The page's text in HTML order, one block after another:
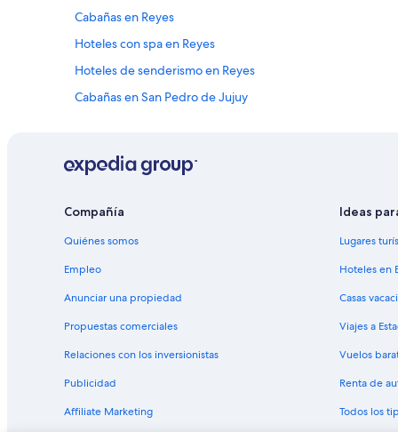
Cabañas en Reyes
Hoteles con spa en Reyes
Hoteles de senderismo en Reyes
Cabañas en San Pedro de Jujuy
Cabañas en Volcán
Hoteles en El Carmen
Hoteles históricos en San Salvador de Jujuy
Hoteles con gimnasio en San Salvador de Jujuy
Hoteles con área de juegos en San Salvador de Jujuy
Compañía
Quiénes somos
Empleo
Anunciar una propiedad
Propuestas comerciales
Relaciones con los inversionistas
Publicidad
Affiliate Marketing
Ideas
Lugares
Hoteles en
Casas
Viajes a
Vuelos
Renta de
Todos los